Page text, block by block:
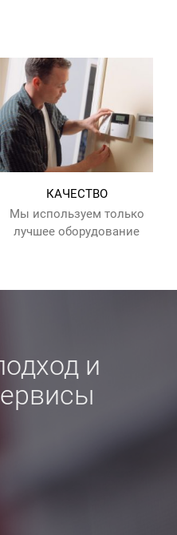
КАЧЕСТВО
Мы используем только
лучшее оборудование
и